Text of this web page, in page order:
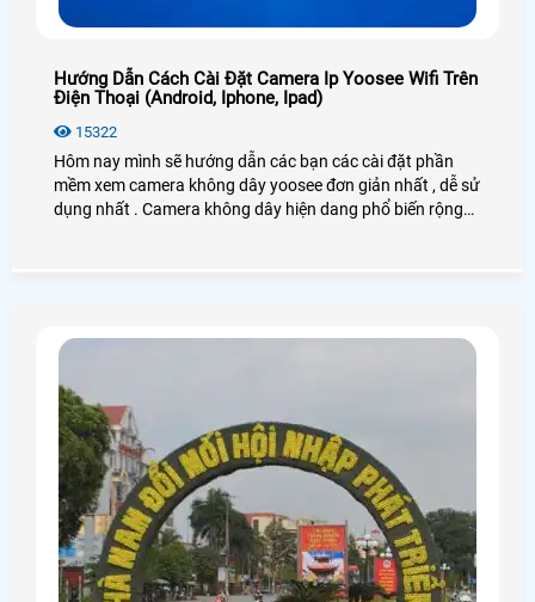
Hướng Dẫn Cách Cài Đặt Camera Ip Yoosee Wifi Trên
Điện Thoại (Android, Iphone, Ipad)
15322
Hôm nay mình sẽ hướng dẫn các bạn các cài đặt phần
mềm xem camera không dây yoosee đơn giản nhất , dễ sử
dụng nhất . Camera không dây hiện dang phổ biến rộng